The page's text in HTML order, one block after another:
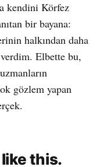
kendini Körfez
bir bayana:
halkından daha
Elbette bu,
gözlem yapan
this.